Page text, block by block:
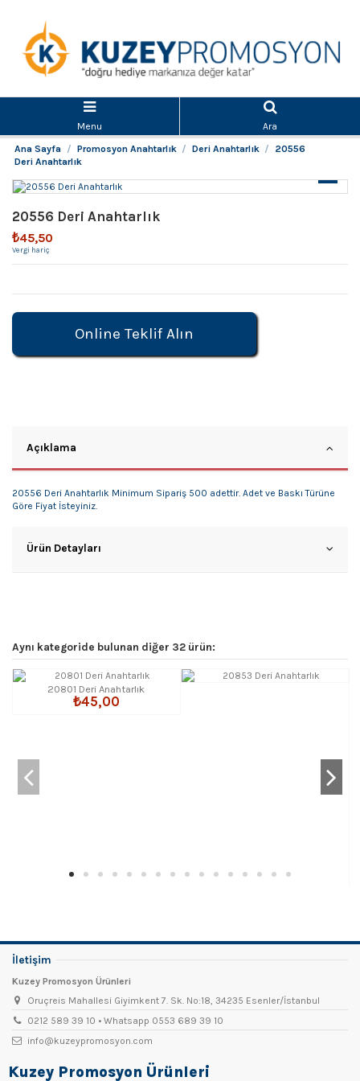
Menu
Ara
Ana Sayfa
Promosyon Anahtarlık Deri Anahtarlık
20556
Deri Anahtarlık
20556 Deri Anahtarlık
₺45,50
Vergi hariç
Online Teklif Alın
Açıklama
20556 Deri Anahtarlık Minimum Sipariş 500 adettir. Adet ve Baskı Türüne
Göre Fiyat İsteyiniz.
Ürün Detayları
Aynı kategoride bulunan diğer 32 ürün:
20801 Deri Anahtarlık
₺45,00
İletişim
Kuzey Promosyon Ürünleri
Oruçreis Mahallesi Giyimkent 7. Sk. No:18, 34235 Esenler/İstanbul
0212 589 39 10 • Whatsapp 0553 689 39 10
info@kuzeypromosyon.com
Kuzey Promosyon Ürünleri